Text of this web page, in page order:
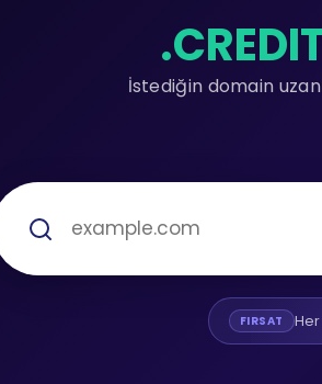
İstediğin domain
FIRSAT